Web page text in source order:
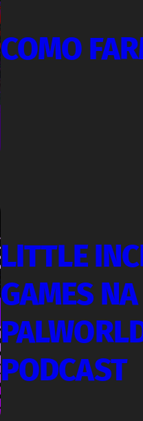
COMO
LITTLE
GAMES
PODCAST